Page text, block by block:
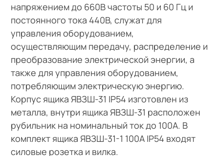
напряжением до 660В частоты 50 и 60 Гц и
постоянного тока 440В, служат для
управления оборудованием,
осуществляющим передачу, распределение и
преобразование электрической энергии, а
также для управления оборудованием,
потребляющим электрическую энергию.
Корпус ящика ЯВЗШ-31 IP54 изготовлен из
металла, внутри ящика ЯВЗШ-31 расположен
рубильник на номинальный ток до 100А. В
комплект ящика ЯВЗШ-31-1 100А IP54 входят
силовые розетка и вилка.